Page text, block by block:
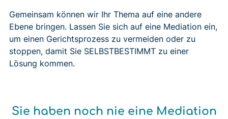
Gemeinsam können wir Ihr Thema auf eine andere
Ebene bringen. Lassen Sie sich auf eine Mediation ein,
um einen Gerichtsprozess zu vermeiden oder zu
stoppen, damit Sie SELBSTBESTIMMT zu einer
Lösung kommen.
Sie haben noch nie eine Mediation